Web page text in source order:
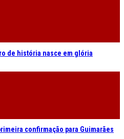
de história nasce em glória
confirmação para Guimarães